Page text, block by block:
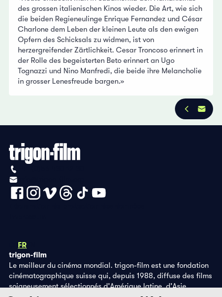
des grossen italienischen Kinos wieder. Die Art, wie sich
die beiden Regieneulinge Enrique Fernandez und César
Charlone dem Leben der kleinen Leute als den ewigen
Opfern des Schicksals zu widmen, ist von
herzergreifender Zärtlichkeit. Cesar Troncoso erinnert in
der Rolle des begeisterten Beto erinnert an Ugo
Tognazzi und Nino Manfredi, die beide ihre Melancholie
in grosser Lenesfreude bargen.»
FR
trigon-film
Le meilleur du cinéma mondial. trigon-film est une fondation
cinématographique suisse qui, depuis 1988, diffuse des films
soigneusement sélectionnés d'Amérique latine, d'Asie,